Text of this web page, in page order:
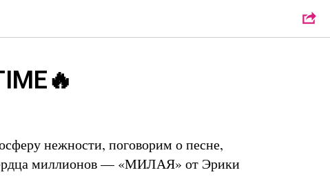
нежности, поговорим о песне,
миллионов — «МИЛАЯ» от Эрики